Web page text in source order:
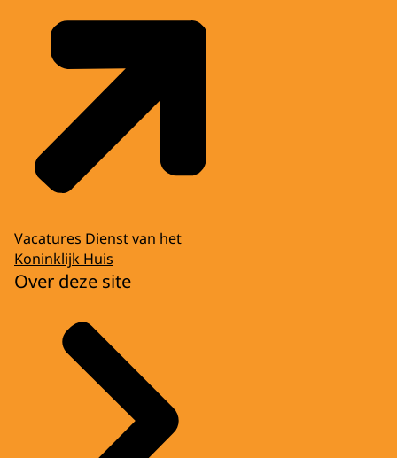
Vacatures Dienst van het
Koninklijk Huis
Over deze site